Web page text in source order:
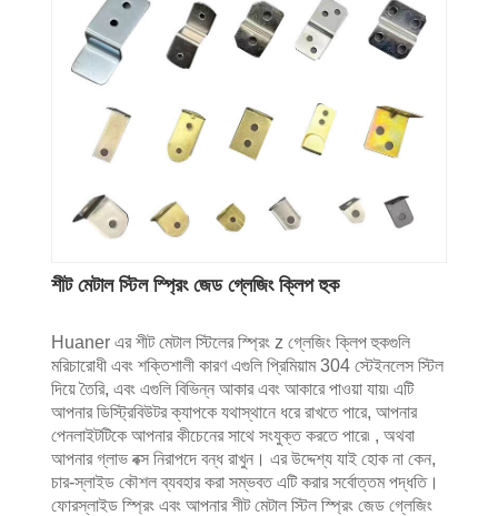
শীট মেটাল স্টিল স্প্রিং জেড গ্লেজিং ক্লিপ হুক
Huaner এর শীট মেটাল স্টিলের স্প্রিং z গ্লেজিং ক্লিপ হুকগুলি
মরিচারোধী এবং শক্তিশালী কারণ এগুলি প্রিমিয়াম 304 স্টেইনলেস স্টিল
দিয়ে তৈরি, এবং এগুলি বিভিন্ন আকার এবং আকারে পাওয়া যায়৷ এটি
আপনার ডিস্ট্রিবিউটর ক্যাপকে যথাস্থানে ধরে রাখতে পারে, আপনার
পেনলাইটটিকে আপনার কীচেনের সাথে সংযুক্ত করতে পারে৷ , অথবা
আপনার গ্লাভ বক্স নিরাপদে বন্ধ রাখুন। এর উদ্দেশ্য যাই হোক না কেন,
চার-স্লাইড কৌশল ব্যবহার করা সম্ভবত এটি করার সর্বোত্তম পদ্ধতি।
ফোরস্লাইড স্প্রিং এবং আপনার শীট মেটাল স্টিল স্প্রিং জেড গ্লেজিং